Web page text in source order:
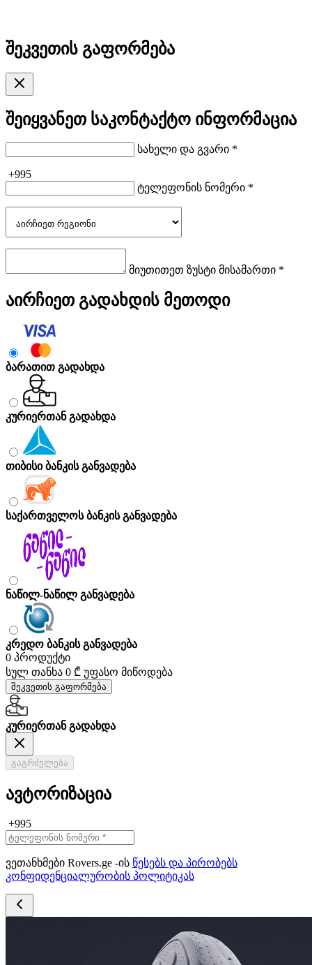
შეკვეთის გაფორმება
შეიყვანეთ საკონტაქტო ინფორმაცია
სახელი და გვარი *
+995
ტელეფონის ნომერი *
მიუთითეთ ზუსტი მისამართი *
აირჩიეთ გადახდის მეთოდი
ბარათით გადახდა
კურიერთან გადახდა
თიბისი ბანკის განვადება
საქართველოს ბანკის განვადება
ნაწილ-ნაწილ განვადება
კრედო ბანკის განვადება
0 პროდუქტი
სულ თანხა 0 ₾ უფასო მიწოდება
შეკვეთის გაფორმება
კურიერთან გადახდა
გაგრძელება
ავტორიზაცია
+995
ვეთანხმები Rovers.ge -ის წესებს და პირობებს
კონფიდენციალურობის პოლიტიკას